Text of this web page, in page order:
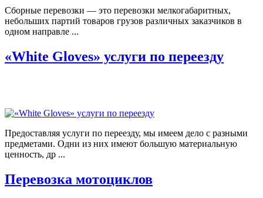
Сборные перевозки — это перевозки мелкогабаритных,
небольших партий товаров грузов различных заказчиков в
одном направле ...
«White Gloves» услуги по переезду
Предоставляя услуги по переезду, мы имеем дело с разными
предметами. Одни из них имеют большую материальную
ценность, др ...
Перевозка мотоциклов